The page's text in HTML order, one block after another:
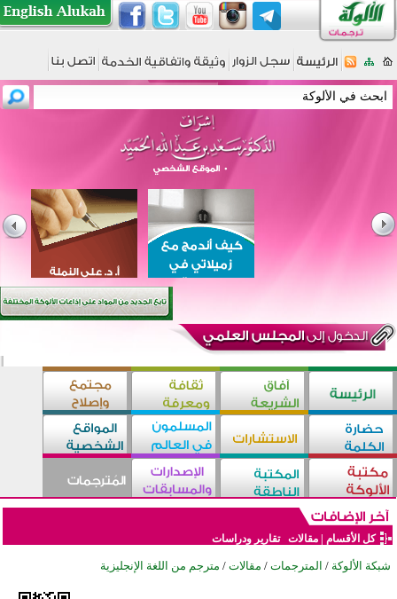
كل الأقسام |مقالات تقارير ودراسات
شبكة الألوكة / المترجمات / مقالات / مترجم من اللغة الإنجليزية